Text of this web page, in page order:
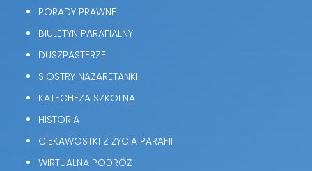
PORADY PRAWNE
BIULETYN PARAFIALNY
DUSZPASTERZE
SIOSTRY NAZARETANKI
KATECHEZA SZKOLNA
HISTORIA
CIEKAWOSTKI Z ŻYCIA PARAFII
WIRTUALNA PODRÓŻ